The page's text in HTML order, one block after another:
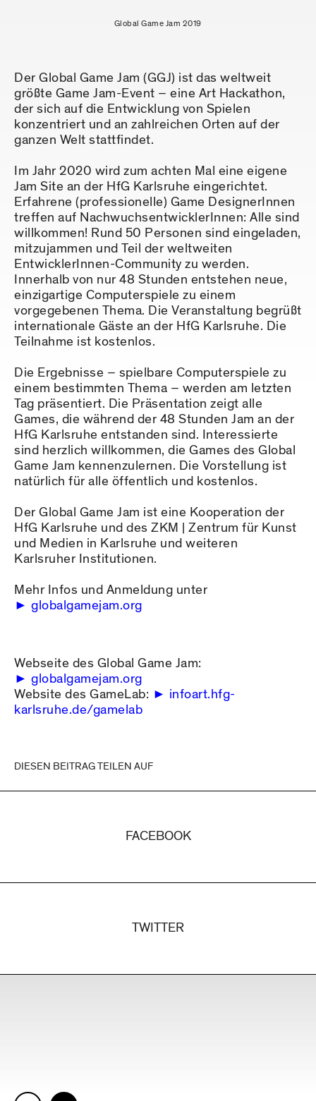
Global Game Jam 2019
Der Global Game Jam (GGJ) ist das weltweit
größte Game Jam-Event – eine Art Hackathon,
der sich auf die Entwicklung von Spielen
konzentriert und an zahlreichen Orten auf der
ganzen Welt stattfindet.
Im Jahr 2020 wird zum achten Mal eine eigene
Jam Site an der HfG Karlsruhe eingerichtet.
Erfahrene (professionelle) Game DesignerInnen
treffen auf NachwuchsentwicklerInnen: Alle sind
willkommen! Rund 50 Personen sind eingeladen,
mitzujammen und Teil der weltweiten
EntwicklerInnen-Community zu werden.
Innerhalb von nur 48 Stunden entstehen neue,
einzigartige Computerspiele zu einem
vorgegebenen Thema. Die Veranstaltung begrüßt
internationale Gäste an der HfG Karlsruhe. Die
Teilnahme ist kostenlos.
Die Ergebnisse – spielbare Computerspiele zu
einem bestimmten Thema – werden am letzten
Tag präsentiert. Die Präsentation zeigt alle
Games, die während der 48 Stunden Jam an der
HfG Karlsruhe entstanden sind. Interessierte
sind herzlich willkommen, die Games des Global
Game Jam kennenzulernen. Die Vorstellung ist
natürlich für alle öffentlich und kostenlos.
Der Global Game Jam ist eine Kooperation der
HfG Karlsruhe und des ZKM | Zentrum für Kunst
und Medien in Karlsruhe und weiteren
Karlsruher Institutionen.
Mehr Infos und Anmeldung unter
globalgamejam.org
Webseite des Global Game Jam:
globalgamejam.org
Website des GameLab:
infoart.hfg-
karlsruhe.de/gamelab
DIESEN BEITRAG TEILEN AUF
FACEBOOK
TWITTER